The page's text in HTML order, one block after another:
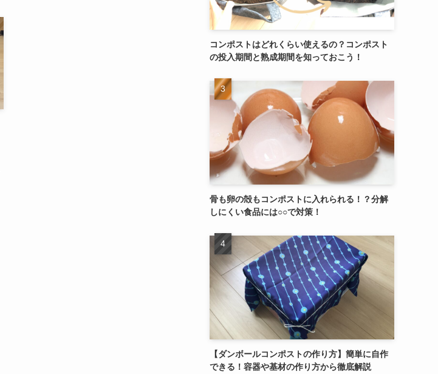
コンポストはどれくらい使えるの？コンポスト
の投入期間と熟成期間を知っておこう！
骨も卵の殻もコンポストに入れられる！？分解
しにくい食品には○○で対策！
【ダンボールコンポストの作り方】簡単に自作
できる！容器や基材の作り方から徹底解説